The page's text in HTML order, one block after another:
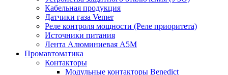
Кабельная продукция
Датчики газа Vemer
Реле контроля мощности (Реле приоритета)
Источники питания
Лента Алюминиевая А5М
Промавтоматика
Контакторы
Модульные контакторы Benedict